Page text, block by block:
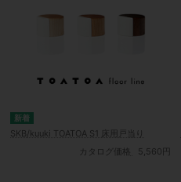
SKB/kuuki TOATOA S1 床用戸当り
カタログ価格
5,560円